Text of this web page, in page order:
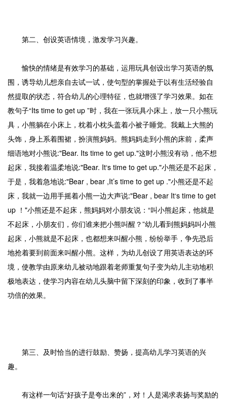
第二、创设英语情境，激发学习兴趣。
愉快的情绪是有效学习的基础，运用玩具创设出学习英语的氛
围，诱导幼儿想亲自去试一试，使句型的掌握处于以有生活经验自
然提取的状态，符合幼儿的心理特征，也就增强了学习效果。如在
教句子“Its time to get up ”时，我在一张玩具小床上，放一只小熊玩
具，小熊躺在小床上，枕着小枕头盖着小被子睡觉。我戴上大熊的
头饰，身上系着围裙，扮演熊妈妈。熊妈妈走到小熊的床前，柔声
细语地对小熊说:"Bear. Its time to get up."这时小熊没有动，他不想
起床，我接着温柔地说:"Bear. It‘s time to get up."小熊还是不起床，
于是，我着急地说:"Bear , bear ,It’s time to get up ."小熊还是不起
床，我就一边用手摇着小熊一边大声说:"Bear , bear It‘s time to get
up ！"小熊还是不起床，熊妈妈对小朋友说：“叫小熊起床，他就是
不起床，小朋友们，你们谁来把小熊叫醒？”幼儿看到熊妈妈叫小熊
起床，小熊就是不起床，也都想来叫醒小熊，纷纷举手，争先恐后
地抢着要到前面来叫醒小熊。这样，为幼儿创设了用英语表达的环
境，使教学由原来幼儿被动地跟着老师重复句子变为幼儿主动地积
极地表达，使学习内容在幼儿头脑中留下深刻的印象，收到了事半
功倍的效果。
第三、及时恰当的进行鼓励、赞扬，提高幼儿学习英语的兴
趣。
有这样一句话“好孩子是夸出来的”，对！人是渴求表扬与奖励的